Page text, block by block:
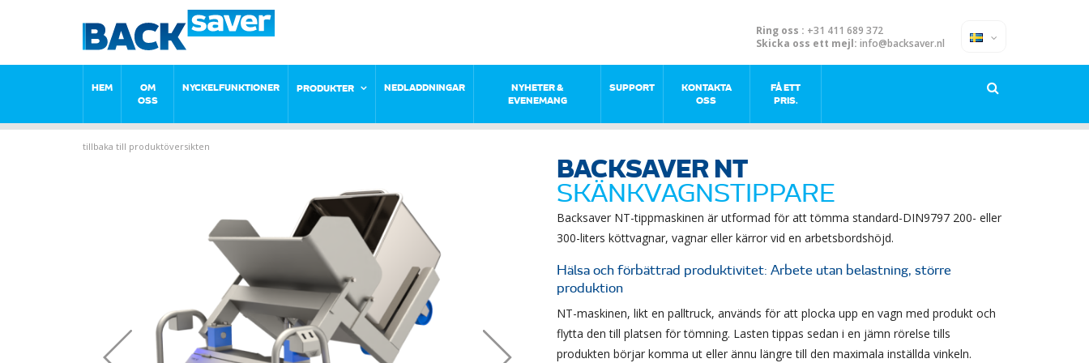
Ring oss : +31 411 689 372
Skicka oss ett mejl: info@backsaver.nl
HEM
OM
OSS
NYCKELFUNKTIONER PRODUKTER NEDLADDNINGAR
NYHETER &
EVENEMANG
SUPPORT
KONTAKTA
OSS
FÅ ETT
PRIS.
tillbaka till produktöversikten
BACKSAVER NT
SKÄNKVAGNSTIPPARE
Backsaver NT-tippmaskinen är utformad för att tömma standard-DIN9797 200- eller
300-liters köttvagnar, vagnar eller kärror vid en arbetsbordshöjd.
Hälsa och förbättrad produktivitet: Arbete utan belastning, större
produktion
NT-maskinen, likt en palltruck, används för att plocka upp en vagn med produkt och
flytta den till platsen för tömning. Lasten tippas sedan i en jämn rörelse tills
produkten börjar komma ut eller ännu längre till den maximala inställda vinkeln.